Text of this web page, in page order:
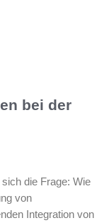
bei der
die Frage: Wie
von
Integration von